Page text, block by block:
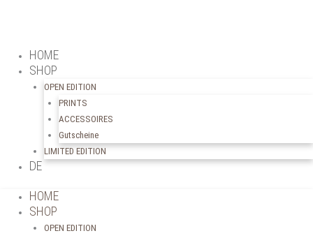
HOME
SHOP
OPEN EDITION
PRINTS
ACCESSOIRES
Gutscheine
LIMITED EDITION
DE
HOME
SHOP
OPEN EDITION